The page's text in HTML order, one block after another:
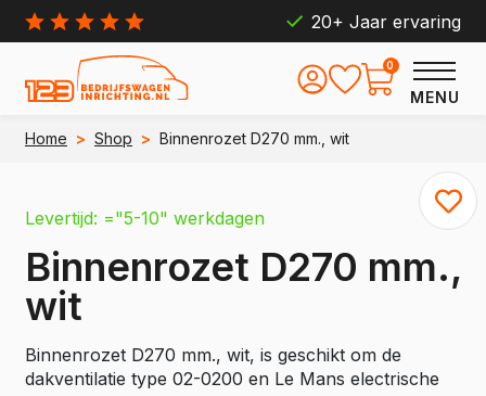
20+ Jaar ervaring
MENU
0
Home > Shop > Binnenrozet D270 mm., wit
Levertijd: ="5-10" werkdagen
Binnenrozet D270 mm.,
wit
Binnenrozet D270 mm., wit, is geschikt om de
dakventilatie type 02-0200 en Le Mans electrische